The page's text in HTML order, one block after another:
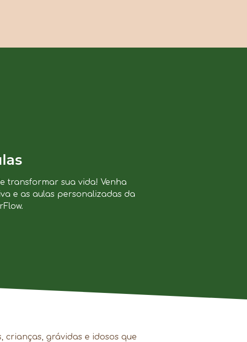
transformar sua vida! Venha
e as aulas personalizadas da
crianças, grávidas e idosos que